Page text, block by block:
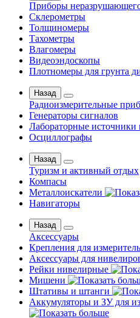
Приборы
Склерометры
Толщиномеры
Тахометры
Влагомеры
Видеоэндоскопы
Плотномеры для грунта
Назад
Радиоизмерительные
Генераторы сигналов
Лабораторные источники
Осциллографы
Назад
Туризм и активный отдых
Компасы
Металлоискатели
Навигаторы
Назад
Аксессуары
Крепления для
Аксессуары для
Рейки нивелирные
Мишени
Штативы и штанги
Аккумуляторы и ЗУ для